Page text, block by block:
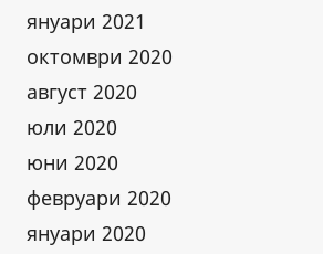
януари 2021
октомври 2020
август 2020
юли 2020
юни 2020
февруари 2020
януари 2020